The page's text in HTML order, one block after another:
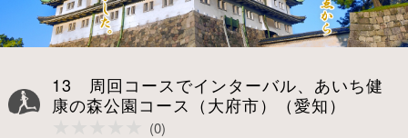
13 周回コースでインターバル、あいち健
康の森公園コース（大府市）（愛知）
(0)